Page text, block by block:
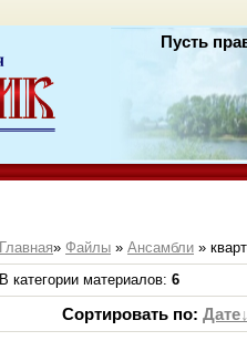
Пусть
Главная»Файлы »Ансамбли »
В категории материалов:6
Сортировать по: Дате